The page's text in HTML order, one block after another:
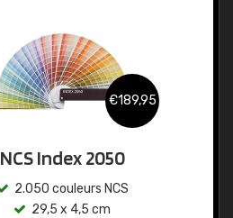
€189,95
NCS Index 2050
2.050 couleurs NCS
29,5 x 4,5 cm